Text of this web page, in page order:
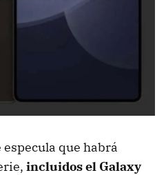
especula que habrá
incluidos el Galaxy